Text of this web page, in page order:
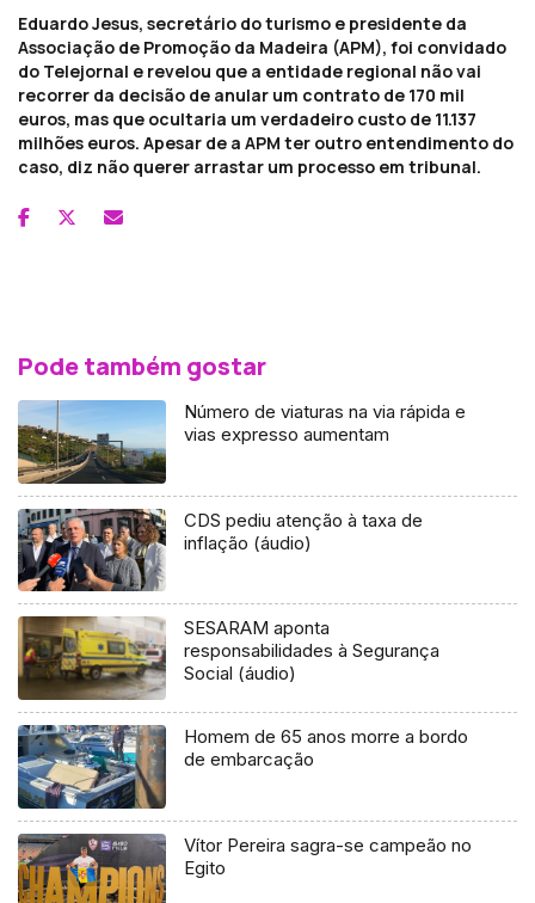
Eduardo Jesus, secretário do turismo e presidente da
Associação de Promoção da Madeira (APM), foi convidado
do Telejornal e revelou que a entidade regional não vai
recorrer da decisão de anular um contrato de 170 mil
euros, mas que ocultaria um verdadeiro custo de 11.137
milhões euros. Apesar de a APM ter outro entendimento do
caso, diz não querer arrastar um processo em tribunal.
Pode também gostar
Número de viaturas na via rápida e
vias expresso aumentam
CDS pediu atenção à taxa de
inflação (áudio)
SESARAM aponta
responsabilidades à Segurança
Social (áudio)
Homem de 65 anos morre a bordo
de embarcação
Vítor Pereira sagra-se campeão no
Egito